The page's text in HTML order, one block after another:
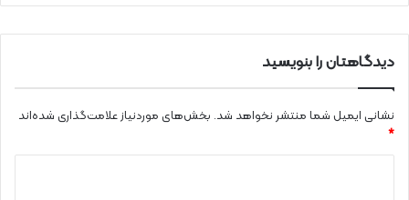
دیدگاهتان را بنویسید
نشانی ایمیل شما منتشر نخواهد شد. بخش‌های موردنیاز علامت‌گذاری شده‌اند
*